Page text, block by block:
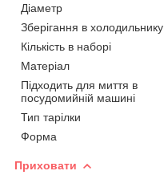
Діаметр
Зберігання в холодильнику
Кількість в наборі
Матеріал
Підходить для миття в
посудомийній машині
Тип тарілки
Форма
Приховати